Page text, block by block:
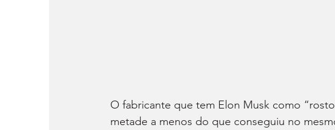
O fabricante que tem Elon Musk como
metade a menos do que conseguiu no